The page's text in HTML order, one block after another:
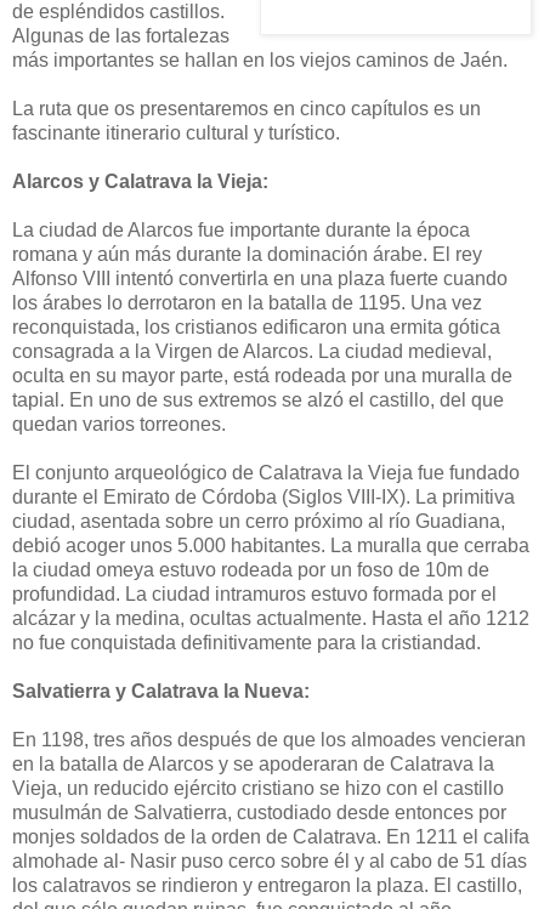
de espléndidos castillos.
Algunas de las fortalezas
más importantes se hallan en los viejos caminos de Jaén.
La ruta que os presentaremos en cinco capítulos es un
fascinante itinerario cultural y turístico.
Alarcos y Calatrava la Vieja:
La ciudad de Alarcos fue importante durante la época
romana y aún más durante la dominación árabe. El rey
Alfonso VIII intentó convertirla en una plaza fuerte cuando
los árabes lo derrotaron en la batalla de 1195. Una vez
reconquistada, los cristianos edificaron una ermita gótica
consagrada a la Virgen de Alarcos. La ciudad medieval,
oculta en su mayor parte, está rodeada por una muralla de
tapial. En uno de sus extremos se alzó el castillo, del que
quedan varios torreones.
El conjunto arqueológico de Calatrava la Vieja fue fundado
durante el Emirato de Córdoba (Siglos VIII-IX). La primitiva
ciudad, asentada sobre un cerro próximo al río Guadiana,
debió acoger unos 5.000 habitantes. La muralla que cerraba
la ciudad omeya estuvo rodeada por un foso de 10m de
profundidad. La ciudad intramuros estuvo formada por el
alcázar y la medina, ocultas actualmente. Hasta el año 1212
no fue conquistada definitivamente para la cristiandad.
Salvatierra y Calatrava la Nueva:
En 1198, tres años después de que los almoades vencieran
en la batalla de Alarcos y se apoderaran de Calatrava la
Vieja, un reducido ejército cristiano se hizo con el castillo
musulmán de Salvatierra, custodiado desde entonces por
monjes soldados de la orden de Calatrava. En 1211 el califa
almohade al- Nasir puso cerco sobre él y al cabo de 51 días
los calatravos se rindieron y entregaron la plaza. El castillo,